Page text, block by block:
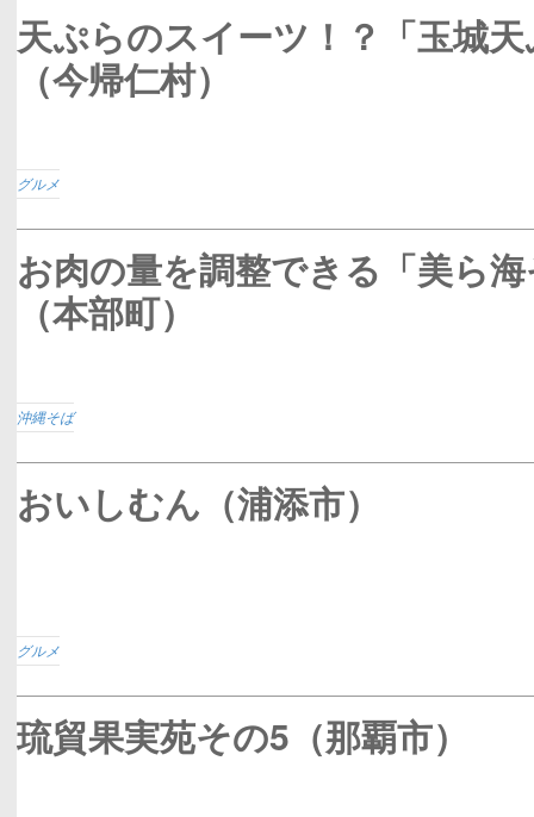
天ぷらのスイーツ！？「玉城
（今帰仁村）
グルメ
お肉の量を調整できる「美ら
（本部町）
沖縄そば
おいしむん（浦添市）
グルメ
琉貿果実苑その5（那覇市）